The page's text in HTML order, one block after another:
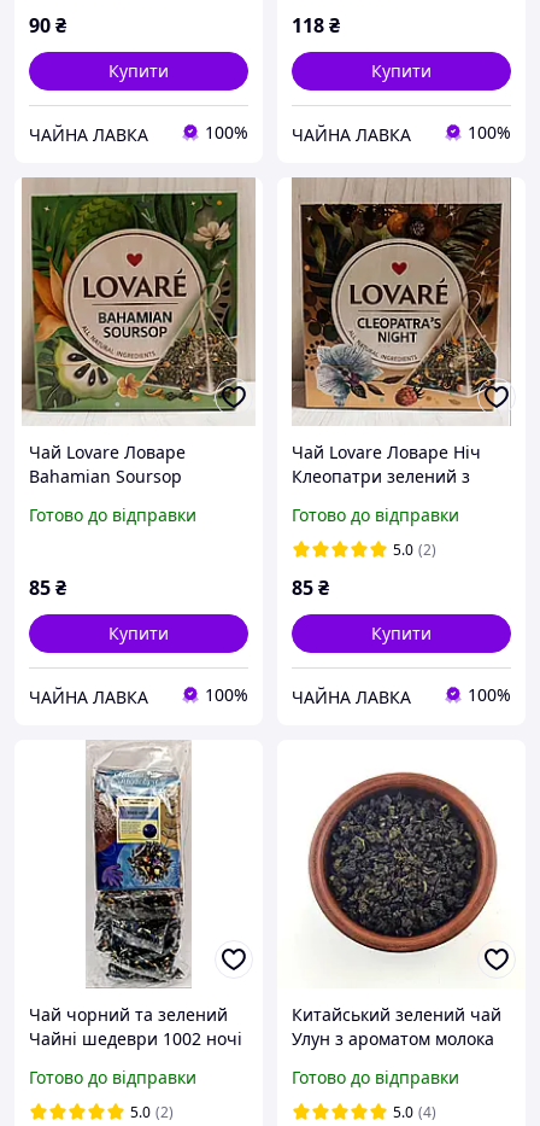
90₴
Купити
ЧАЙНА ЛАВКА 100%
118₴
Купити
ЧАЙНА ЛАВКА 100%
Чай Lovare Ловаре
Bahamian Soursop
саусепу в пірамідках
Готово до відправки
85₴
Купити
ЧАЙНА ЛАВКА 100%
Чай Lovare Ловаре Ніч
Клеопатри зелений з
пірамідках 15шт по 2г
Готово до відправки
5.0 (2)
85₴
Купити
ЧАЙНА ЛАВКА 100%
Чай чорний та зелений
Чайні шедеври 1002 ночі
суниці 500 г
Готово до відправки
5.0 (2)
Китайський зелений чай
Улун з ароматом молока
Готово до відправки
5.0 (4)